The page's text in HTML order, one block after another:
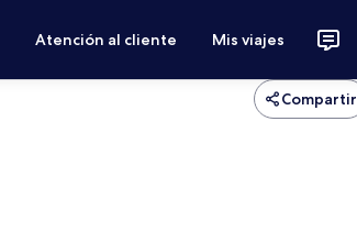
Atención al cliente Mis viajes
Compartir